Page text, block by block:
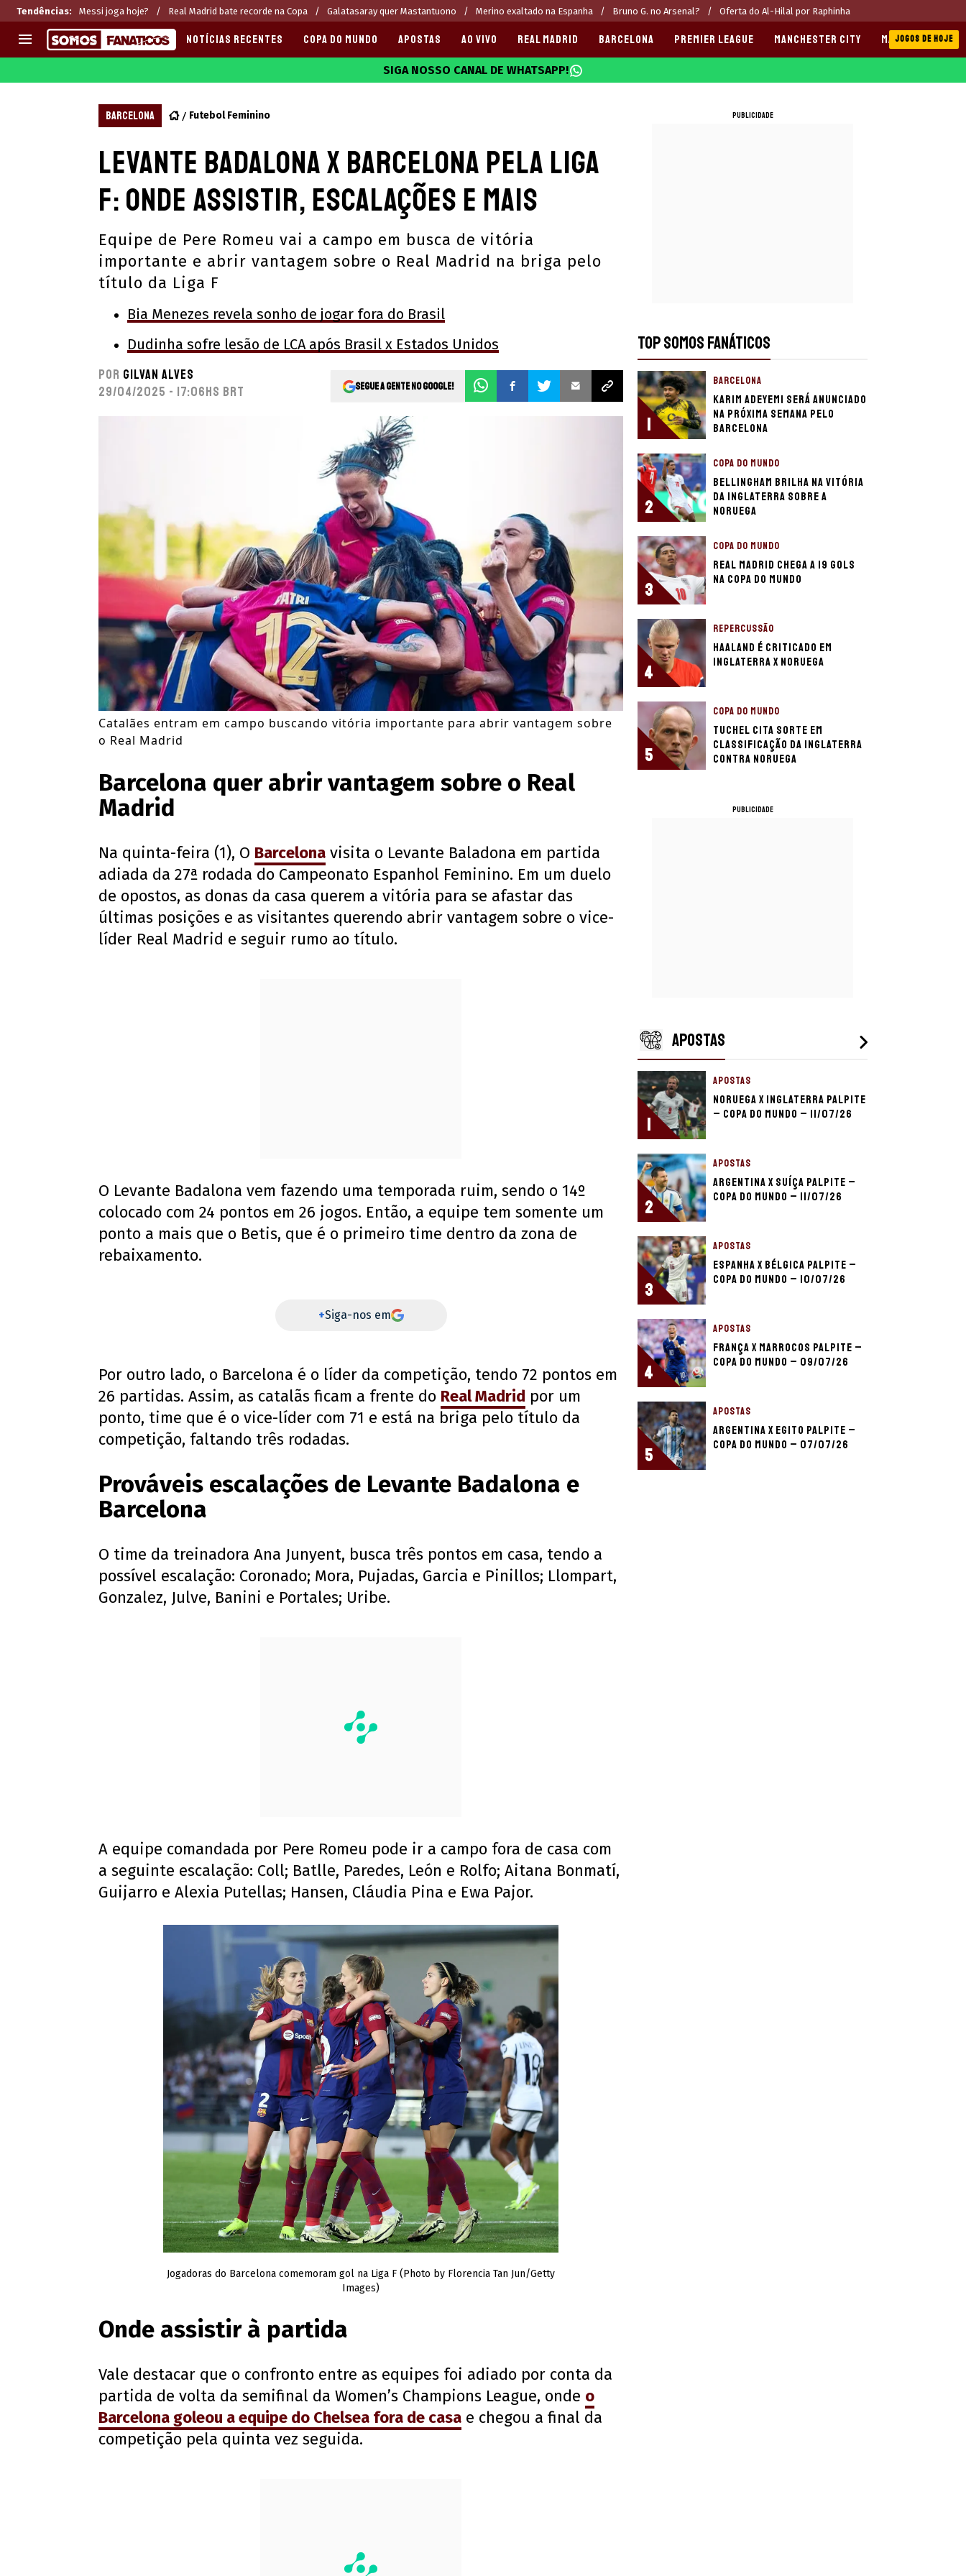
Tendências: Messi joga hoje? Real Madrid bate recorde na Copa Galatasaray quer Mastantuono Merino exaltado na Espanha Bruno G. no Arsenal? Oferta do Al-Hilal por Raphinha
CHAMPIONS LEAGUE
PREMIER LEAGUE
LIGA PORTUGUESA
EUROPA LEAGUE
Melhores sites de apostas 2025
CASAS DE APOSTAS
CÓDIGOS e OFERTAS
APPS
NOTÍCIAS RECENTES COPA DO MUNDO APOSTAS AO VIVO REAL MADRID BARCELONA PREMIER LEAGUE MANCHESTER CITY MANCHESTER
JOGOS DE HOJE
SIGA NOSSO CANAL DE WHATSAPP!
BARCELONA Futebol Feminino
Levante Badalona x Barcelona pela Liga
F: Onde assistir, escalações e mais
Equipe de Pere Romeu vai a campo em busca de vitória
importante e abrir vantagem sobre o Real Madrid na briga pelo
título da Liga F
Bia Menezes revela sonho de jogar fora do Brasil
Dudinha sofre lesão de LCA após Brasil x Estados Unidos
Por Gilvan Alves
29/04/2025 - 17:06hs BRT
Segue a gente no Google!
Catalães entram em campo buscando vitória importante para abrir vantagem sobre
o Real Madrid
Barcelona quer abrir vantagem sobre o Real
Madrid
Na quinta-feira (1), O Barcelona visita o Levante Baladona em partida
adiada da 27ª rodada do Campeonato Espanhol Feminino. Em um duelo
de opostos, as donas da casa querem a vitória para se afastar das
últimas posições e as visitantes querendo abrir vantagem sobre o vice-
líder Real Madrid e seguir rumo ao título.
O Levante Badalona vem fazendo uma temporada ruim, sendo o 14º
colocado com 24 pontos em 26 jogos. Então, a equipe tem somente um
ponto a mais que o Betis, que é o primeiro time dentro da zona de
rebaixamento.
+Siga-nos em
Por outro lado, o Barcelona é o líder da competição, tendo 72 pontos em
26 partidas. Assim, as catalãs ficam a frente do Real Madrid por um
ponto, time que é o vice-líder com 71 e está na briga pelo título da
competição, faltando três rodadas.
Prováveis escalações de Levante Badalona e
Barcelona
O time da treinadora Ana Junyent, busca três pontos em casa, tendo a
possível escalação: Coronado; Mora, Pujadas, Garcia e Pinillos; Llompart,
Gonzalez, Julve, Banini e Portales; Uribe.
A equipe comandada por Pere Romeu pode ir a campo fora de casa com
a seguinte escalação: Coll; Batlle, Paredes, León e Rolfo; Aitana Bonmatí,
Guijarro e Alexia Putellas; Hansen, Cláudia Pina e Ewa Pajor.
Jogadoras do Barcelona comemoram gol na Liga F (Photo by Florencia Tan Jun/Getty
Images)
Onde assistir à partida
Vale destacar que o confronto entre as equipes foi adiado por conta da
partida de volta da semifinal da Women’s Champions League, onde o
Barcelona goleou a equipe do Chelsea fora de casa e chegou a final da
competição pela quinta vez seguida.
PUBLICIDADE
TOP SOMOS FANÁTICOS
1
BARCELONA
Karim Adeyemi será anunciado
na próxima semana pelo
Barcelona
2
COPA DO MUNDO
Bellingham brilha na vitória
da Inglaterra sobre a
Noruega
3
COPA DO MUNDO
Real Madrid chega a 19 gols
na Copa do Mundo
4
REPERCUSSÃO
Haaland é criticado em
Inglaterra x Noruega
5
COPA DO MUNDO
Tuchel cita sorte em
classificação da Inglaterra
contra Noruega
PUBLICIDADE
APOSTAS
1
APOSTAS
Noruega x Inglaterra palpite
– Copa do Mundo – 11/07/26
2
APOSTAS
Argentina x Suíça palpite –
Copa do Mundo – 11/07/26
3
APOSTAS
Espanha x Bélgica palpite –
Copa do Mundo – 10/07/26
4
APOSTAS
França x Marrocos palpite –
Copa do Mundo – 09/07/26
5
APOSTAS
Argentina x Egito palpite –
Copa do Mundo – 07/07/26